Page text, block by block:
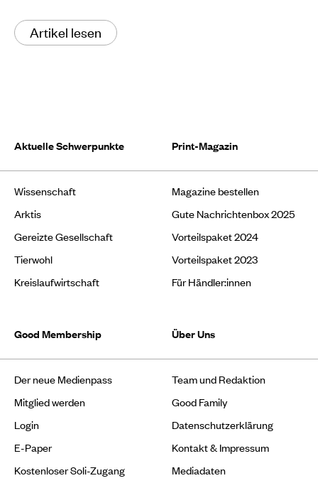
Artikel lesen
Aktuelle Schwerpunkte
Wissenschaft
Arktis
Gereizte Gesellschaft
Tierwohl
Kreislaufwirtschaft
Print-Magazin
Magazine bestellen
Gute Nachrichtenbox 2025
Vorteilspaket 2024
Vorteilspaket 2023
Für Händler:innen
Good Membership
Der neue Medienpass
Mitglied werden
Login
E-Paper
Kostenloser Soli-Zugang
Über Uns
Team und Redaktion
Good Family
Datenschutzerklärung
Kontakt & Impressum
Mediadaten